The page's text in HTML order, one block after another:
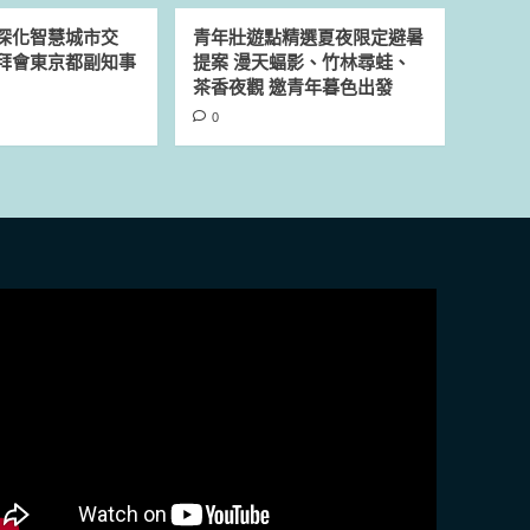
化智慧城市交
東京都副知事
青年壯遊點精選夏夜限定避暑
提案 漫天蝠影、竹林尋蛙、
茶香夜觀 邀青年暮色出發
0